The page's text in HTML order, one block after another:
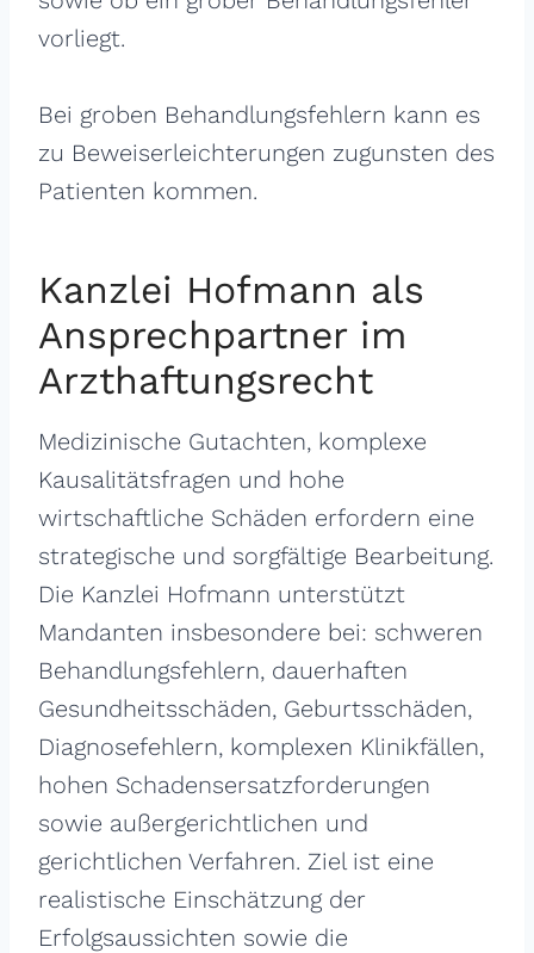
vorliegt.
Bei groben Behandlungsfehlern kann es
zu Beweiserleichterungen zugunsten des
Patienten kommen.
Kanzlei Hofmann als
Ansprechpartner im
Arzthaftungsrecht
Medizinische Gutachten, komplexe
Kausalitätsfragen und hohe
wirtschaftliche Schäden erfordern eine
strategische und sorgfältige Bearbeitung.
Die Kanzlei Hofmann unterstützt
Mandanten insbesondere bei: schweren
Behandlungsfehlern, dauerhaften
Gesundheitsschäden, Geburtsschäden,
Diagnosefehlern, komplexen Klinikfällen,
hohen Schadensersatzforderungen
sowie außergerichtlichen und
gerichtlichen Verfahren. Ziel ist eine
realistische Einschätzung der
Erfolgsaussichten sowie die